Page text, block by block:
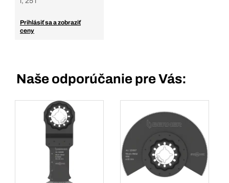
Prihlásiť sa a zobraziť
ceny
Naše odporúčanie pre Vás: